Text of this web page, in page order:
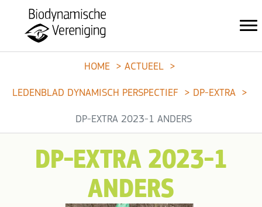
HOME ACTUEEL
LEDENBLAD DYNAMISCH PERSPECTIEF DP-EXTRA
DP-EXTRA 2023-1 ANDERS
DP-EXTRA 2023-1
ANDERS